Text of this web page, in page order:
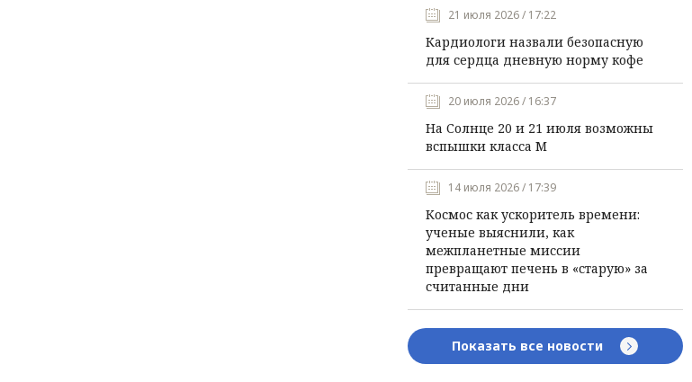
21 июля 2026 / 17:22
Кардиологи назвали безопасную
для сердца дневную норму кофе
20 июля 2026 / 16:37
На Солнце 20 и 21 июля возможны
вспышки класса М
14 июля 2026 / 17:39
Космос как ускоритель времени:
ученые выяснили, как
межпланетные миссии
превращают печень в «старую» за
считанные дни
Показать все новости